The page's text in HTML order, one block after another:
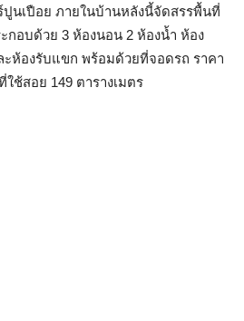
นเปือย ภายในบ้านหลังนี้จัดสรรพื้นที่
กอบด้วย 3 ห้องนอน 2 ห้องน้ำ ห้อง
ะห้องรับแขก พร้อมด้วยที่จอดรถ ราคา
ช้สอย 149 ตารางเมตร